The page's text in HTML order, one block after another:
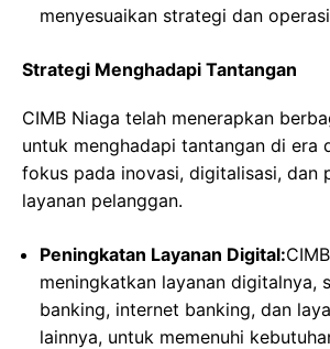
menyesuaikan strategi dan
Strategi Menghadapi Tantangan
CIMB Niaga telah menerapkan
untuk menghadapi tantangan di era
fokus pada inovasi, digitalisasi, dan
layanan pelanggan.
Peningkatan Layanan Digital:
meningkatkan layanan digitalnya,
banking, internet banking, dan
lainnya, untuk memenuhi